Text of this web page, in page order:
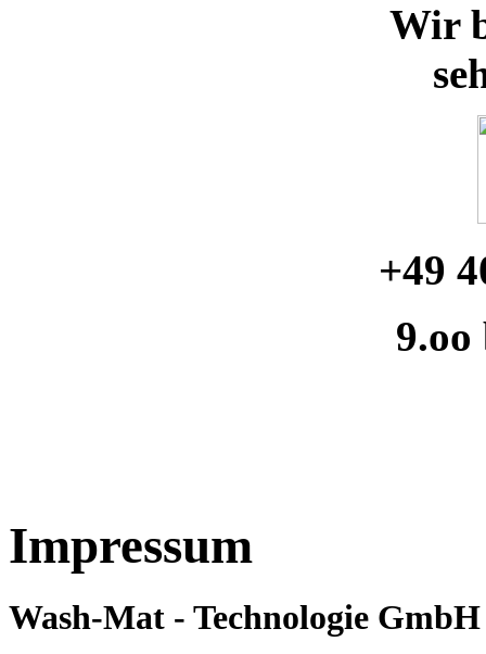
Wir
+49
9.oo
Impressum
Wash-Mat - Technologie GmbH